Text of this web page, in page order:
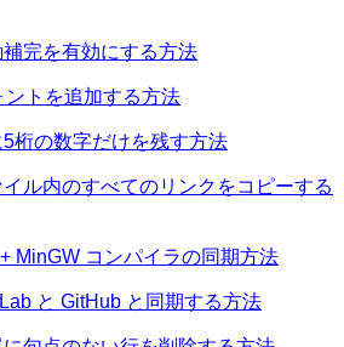
完を有効にする方法
ントを追加する方法
桁の数字だけを残す方法
ル内のすべてのリンクをコピーする
MinGW コンパイラの同期方法
と GitHub と同期する方法